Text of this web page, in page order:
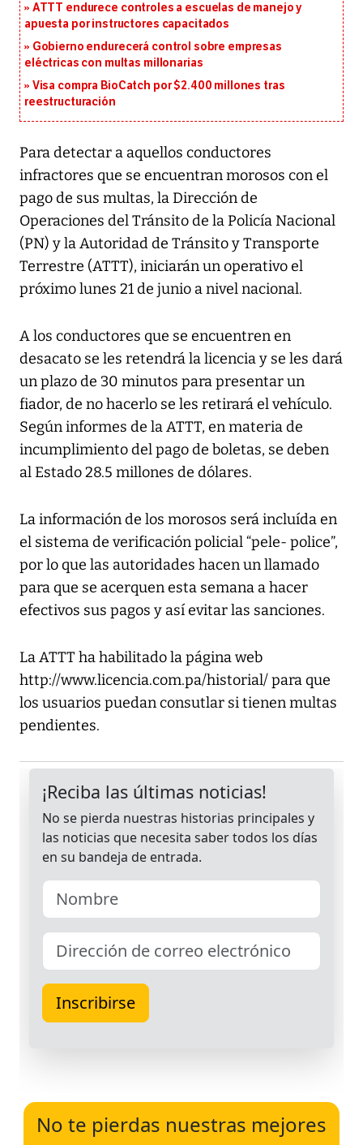
ATTT endurece controles a escuelas de manejo y
apuesta por instructores capacitados
Gobierno endurecerá control sobre empresas
eléctricas con multas millonarias
Visa compra BioCatch por $2.400 millones tras
reestructuración
Para detectar a aquellos conductores
infractores que se encuentran morosos con el
pago de sus multas, la Dirección de
Operaciones del Tránsito de la Policía Nacional
(PN) y la Autoridad de Tránsito y Transporte
Terrestre (ATTT), iniciarán un operativo el
próximo lunes 21 de junio a nivel nacional.
A los conductores que se encuentren en
desacato se les retendrá la licencia y se les dará
un plazo de 30 minutos para presentar un
fiador, de no hacerlo se les retirará el vehículo.
Según informes de la ATTT, en materia de
incumplimiento del pago de boletas, se deben
al Estado 28.5 millones de dólares.
La información de los morosos será incluída en
el sistema de verificación policial “pele- police”,
por lo que las autoridades hacen un llamado
para que se acerquen esta semana a hacer
efectivos sus pagos y así evitar las sanciones.
La ATTT ha habilitado la página web
http://www.licencia.com.pa/historial/ para que
los usuarios puedan consutlar si tienen multas
pendientes.
No te pierdas nuestras mejores